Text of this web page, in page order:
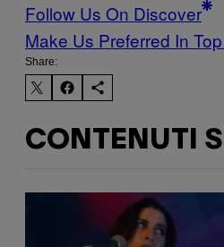
Follow Us On Discover
Make Us Preferred In
Share:
CONTENUTI